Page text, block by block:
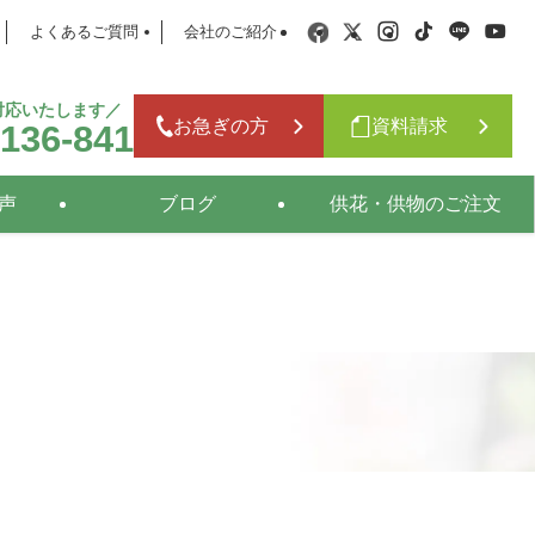
よくあるご質問 会社のご紹介
いたします／
841 お急ぎの方 資料請求
ブログ 供花・供物のご注文